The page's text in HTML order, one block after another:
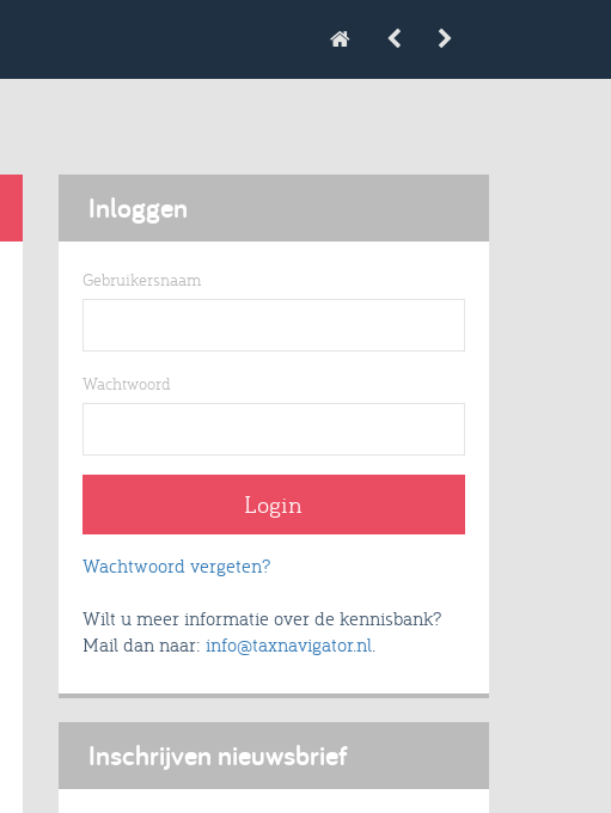
Inloggen
Gebruikersnaam
Wachtwoord
Wachtwoord vergeten?
Wilt u meer informatie over de kennisbank?
Mail dan naar: info@taxnavigator.nl.
Inschrijven nieuwsbrief